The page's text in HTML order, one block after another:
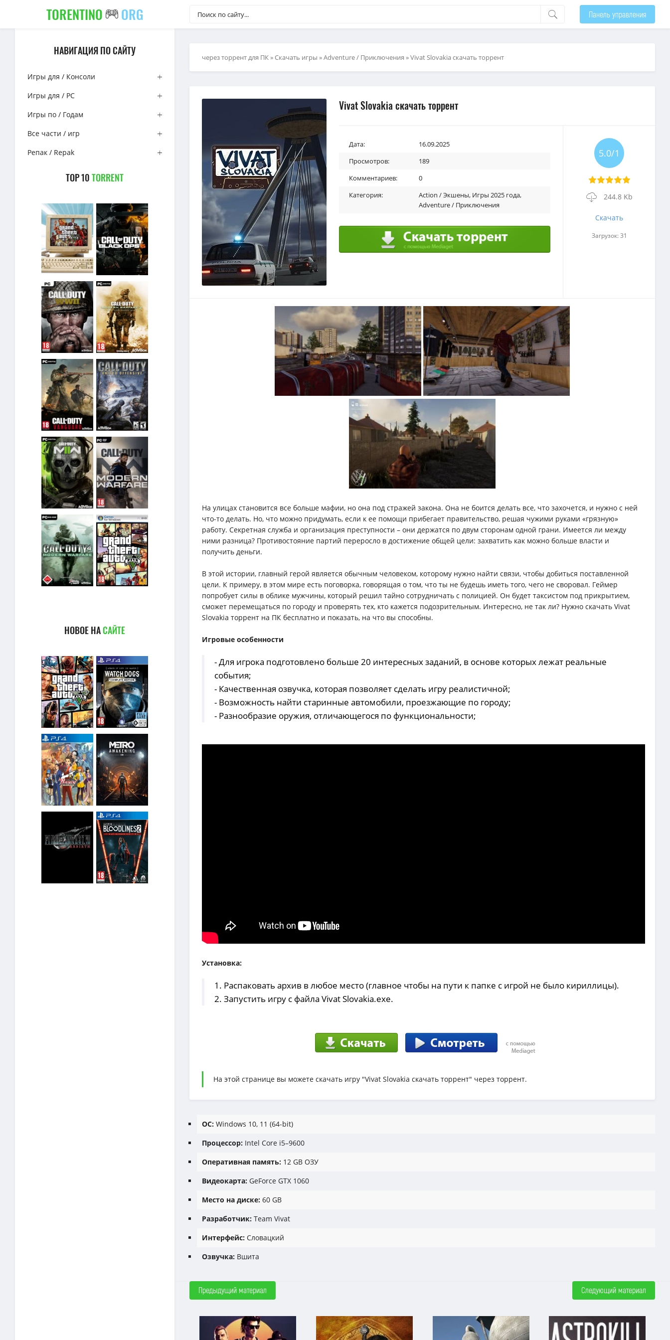
TORENTINO ORG Панель управления
НАВИГАЦИЯ ПО САЙТУ
Игры для / Консоли
Игры для / PC
Игры по / Годам
Все части / игр
Репак / Repak
TOP 10TORRENT
НОВОЕ НАСАЙТЕ
через торрент для ПК»Скачать игры »Adventure / Приключения » Vivat Slovakia скачать торрент
Vivat Slovakia скачать торрент
Дата:
16.09.2025
Просмотров:
189
Комментариев:
0
Категория:
Action / Экшены, Игры 2025 года,
Adventure / Приключения
5.0/1
244.8 Kb
Скачать
Загрузок: 31
На улицах становится все больше мафии, но она под стражей закона. Она не боится делать все, что захочется, и нужно с ней
что-то делать. Но, что можно придумать, если к ее помощи прибегает правительство, решая чужими руками «грязную»
работу. Секретная служба и организация преступности – они держатся по двум сторонам одной грани. Имеется ли между
ними разница? Противостояние партий переросло в достижение общей цели: захватить как можно больше власти и
получить деньги.
В этой истории, главный герой является обычным человеком, которому нужно найти связи, чтобы добиться поставленной
цели. К примеру, в этом мире есть поговорка, говорящая о том, что ты не будешь иметь того, чего не своровал. Геймер
попробует силы в облике мужчины, который решил тайно сотрудничать с полицией. Он будет таксистом под прикрытием,
сможет перемещаться по городу и проверять тех, кто кажется подозрительным. Интересно, не так ли? Нужно скачать Vivat
Slovakia торрент на ПК бесплатно и показать, на что вы способны.
Игровые особенности
- Для игрока подготовлено больше 20 интересных заданий, в основе которых лежат реальные
события;
- Качественная озвучка, которая позволяет сделать игру реалистичной;
- Возможность найти старинные автомобили, проезжающие по городу;
- Разнообразие оружия, отличающегося по функциональности;
Установка:
1. Распаковать архив в любое место (главное чтобы на пути к папке с игрой не было кириллицы).
2. Запустить игру с файла Vivat Slovakia.exe.
На этой странице вы можете скачать игру "Vivat Slovakia скачать торрент" через торрент.
ОС: Windows 10, 11 (64-bit)
Процессор: Intel Core i5–9600
Оперативная память: 12 GB ОЗУ
Видеокарта: GeForce GTX 1060
Место на диске: 60 GB
Разработчик: Team Vivat
Интерфейс: Словацкий
Озвучка: Вшита
Предыдущий материал Следующий материал